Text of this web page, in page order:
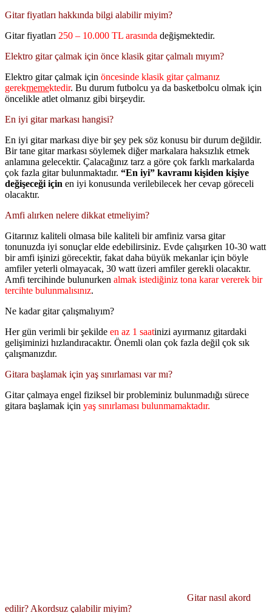
Gitar fiyatları hakkında bilgi alabilir miyim?
Gitar fiyatları 250 – 10.000 TL arasında değişmektedir.
Elektro gitar çalmak için önce klasik gitar çalmalı mıyım?
Elektro gitar çalmak için öncesinde klasik gitar çalmanız
gerekmemektedir. Bu durum futbolcu ya da basketbolcu olmak için
öncelikle atlet olmanız gibi birşeydir.
En iyi gitar markası hangisi?
En iyi gitar markası diye bir şey pek söz konusu bir durum değildir.
Bir tane gitar markası söylemek diğer markalara haksızlık etmek
anlamına gelecektir. Çalacağınız tarz a göre çok farklı markalarda
çok fazla gitar bulunmaktadır. “En iyi” kavramı kişiden kişiye
değişeceği için en iyi konusunda verilebilecek her cevap göreceli
olacaktır.
Amfi alırken nelere dikkat etmeliyim?
Gitarınız kaliteli olmasa bile kaliteli bir amfiniz varsa gitar
tonunuzda iyi sonuçlar elde edebilirsiniz. Evde çalışırken 10-30 watt
bir amfi işinizi görecektir, fakat daha büyük mekanlar için böyle
amfiler yeterli olmayacak, 30 watt üzeri amfiler gerekli olacaktır.
Amfi tercihinde bulunurken almak istediğiniz tona karar vererek bir
tercihte bulunmalısınız.
Ne kadar gitar çalışmalıyım?
Her gün verimli bir şekilde en az 1 saatinizi ayırmanız gitardaki
gelişiminizi hızlandıracaktır. Önemli olan çok fazla değil çok sık
çalışmanızdır.
Gitara başlamak için yaş sınırlaması var mı?
Gitar çalmaya engel fiziksel bir probleminiz bulunmadığı sürece
gitara başlamak için yaş sınırlaması bulunmamaktadır.
Gitar nasıl akord
edilir? Akordsuz çalabilir miyim?